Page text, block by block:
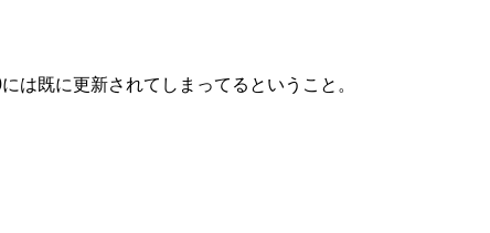
は既に更新されてしまってるということ。